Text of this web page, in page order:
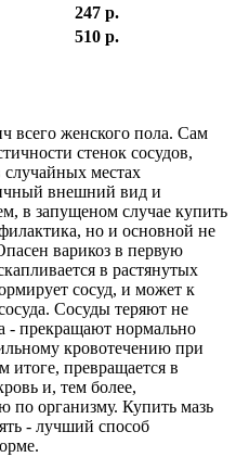
247 р.
510 р.
всего женского пола. Сам
стенок сосудов,
случайных местах
внешний вид и
в запущеном случае купить
но и основной не
варикоз в первую
в растянутых
сосуд, и может к
Сосуды теряют не
- прекращают нормально
кровотечению при
итоге, превращается в
и, тем более,
по организму. Купить мазь
- лучший способ